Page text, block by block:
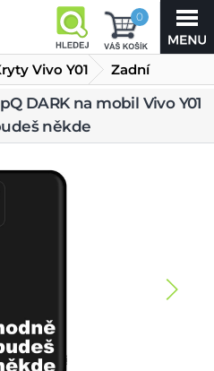
0
Vivo Y01
Zadní
silikonový kryt
Hodně budeš někde
DARK na mobil Vivo Y01
někde